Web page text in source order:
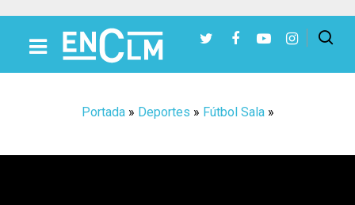
Portada» Deportes » Fútbol Sala»